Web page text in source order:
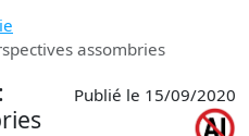
assombries
Publié le 15/09/2020